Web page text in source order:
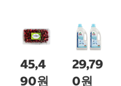
45,4
90원
29,79
0원